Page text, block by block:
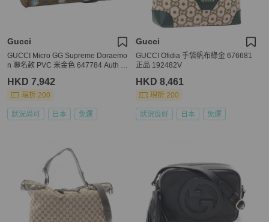
Gucci
GUCCI Micro GG Supreme Doraemo
n 聯名款 PVC 米金色 647784 Auth 1
HKD 7,942
現折 200
狀況尚可 日本 免運
Gucci
GUCCI Ofidia 手袋帆布綠金 676681
正品 192482V
HKD 8,461
現折 200
狀況良好 日本 免運